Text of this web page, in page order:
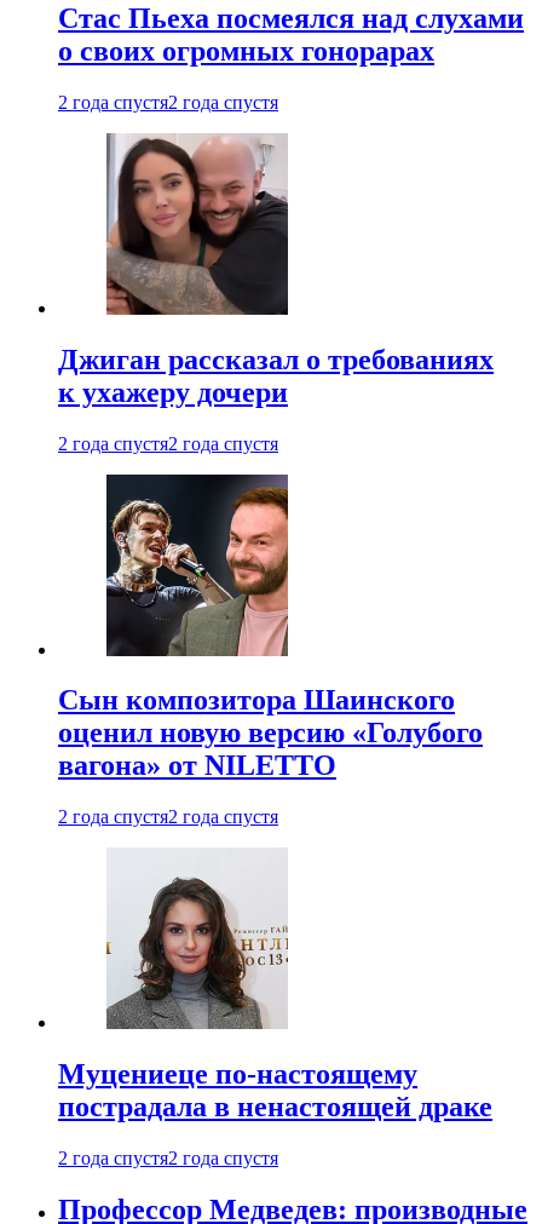
Стас Пьеха посмеялся над слухами
о своих огромных гонорарах
2 года спустя2 года спустя
Джиган рассказал о требованиях
к ухажеру дочери
2 года спустя2 года спустя
Сын композитора Шаинского
оценил новую версию «Голубого
вагона» от NILETTO
2 года спустя2 года спустя
Муцениеце по-настоящему
пострадала в ненастоящей драке
2 года спустя2 года спустя
Профессор Медведев: производные